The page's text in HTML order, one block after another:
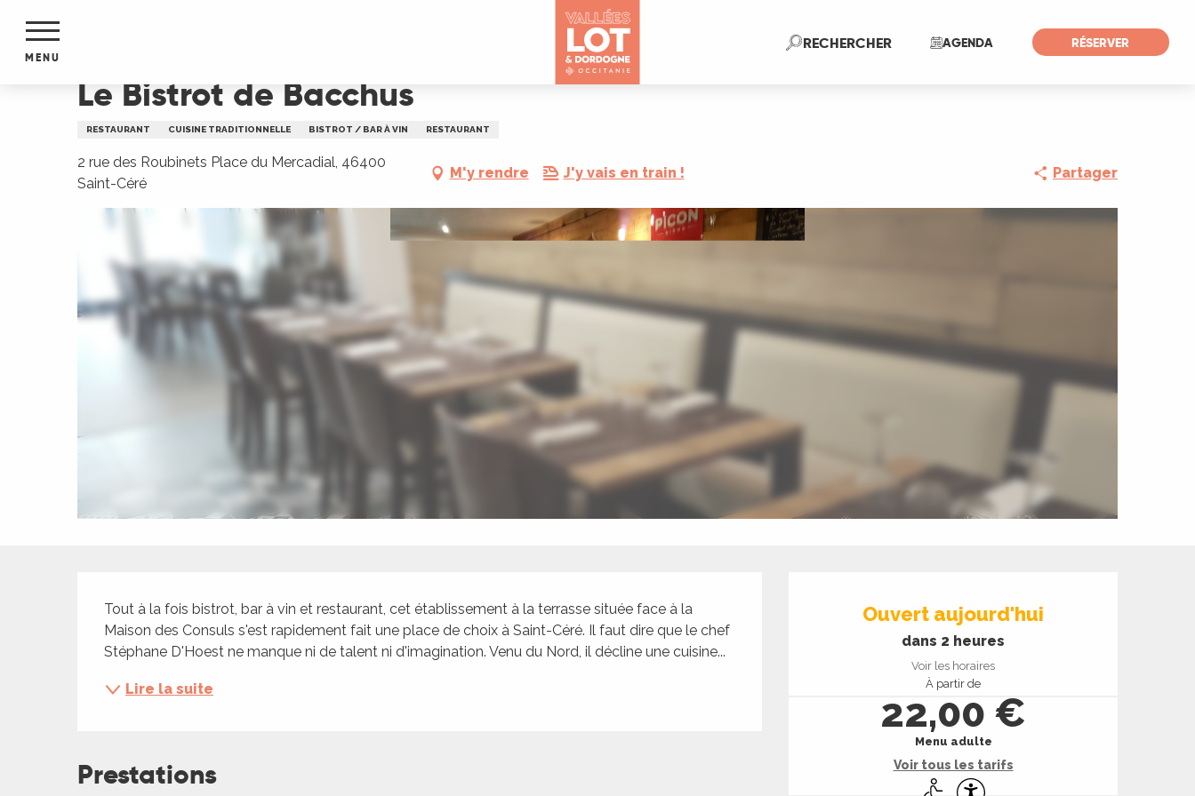
contenu
AGENDA RÉSERVER
RECHERCHERRecherche
MENU
Le Bistrot de Bacchus
RESTAURANT CUISINE TRADITIONNELLE BISTROT / BAR À VIN RESTAURANT
2 rue des Roubinets Place du Mercadial, 46400
Saint-Céré
M'y rendre J'y vais en train ! Partager
Ouverture et
Ouvert aujourd'hui
dans 2 heures
Voir les horaires
À partir de
22,00 €
Menu adulte
Voir tous les tarifs
Accès handicapés
Accessibilité
Description
Tout à la fois bistrot, bar à vin et restaurant, cet établissement à la terrasse située face à la
Maison des Consuls s'est rapidement fait une place de choix à Saint-Céré. Il faut dire que le chef
Stéphane D'Hoest ne manque ni de talent ni d'imagination. Venu du Nord, il décline une cuisine...
Lire la suite
Prestations